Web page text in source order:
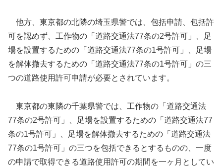
他方、東京都の北隣の埼玉県警では、包括申請、包括許
可を認めず、工作物の「道路交通法77条の2号許可」、足
場を設置するための「道路交通法77条の1号許可」、足場
を解体撤去するための「道路交通法77条の1号許可」の三
つの道路使用許可申請が必要とされています。
東京都の東隣の千葉県警では、工作物の「道路交通法
77条の2号許可」、足場を設置するための「道路交通法77
条の1号許可」、足場を解体撤去するための「道路交通法
77条の1号許可」の三つを包括できるとするものの、一度
の申請で取得できる道路使用許可の期間を一ヶ月としてい